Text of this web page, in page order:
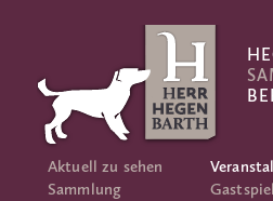
Aktuell zu sehen
Sammlung